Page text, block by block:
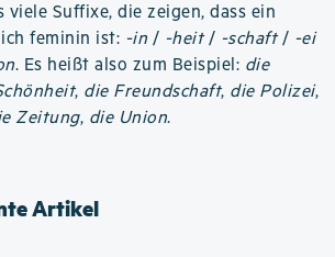
Suffixe, die zeigen, dass ein
feminin ist: -in / -heit/ -schaft/ -ei
. Es heißt also zum Beispiel: die
, die Freundschaft, die Polizei,
Zeitung, die Union.
Artikel